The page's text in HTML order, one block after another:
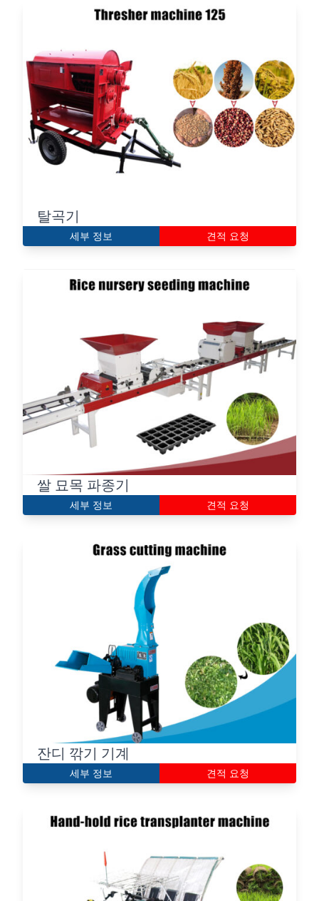
탈곡기
세부 정보 견적 요청
쌀 묘목 파종기
세부 정보 견적 요청
잔디 깎기 기계
세부 정보 견적 요청